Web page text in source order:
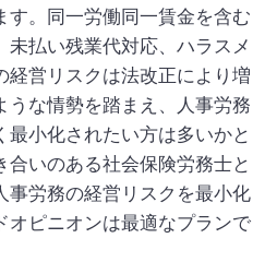
す。同一労働同一賃金を含む
未払い残業代対応、ハラスメ
経営リスクは法改正により増
うな情勢を踏まえ、人事労務
最小化されたい方は多いかと
合いのある社会保険労務士と
事労務の経営リスクを最小化
オピニオンは最適なプランで